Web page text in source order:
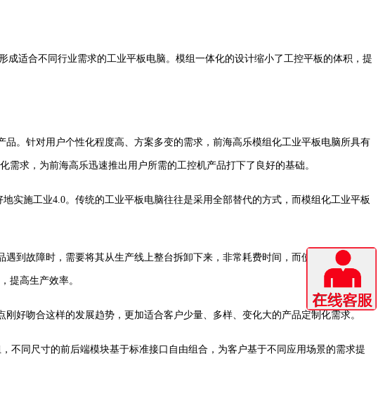
适合不同行业需求的工业平板电脑。模组一体化的设计缩小了工控平板的体积，提
。针对用户个性化程度高、方案多变的需求，前海高乐模组化工业平板电脑所具有
求，为前海高乐迅速推出用户所需的工控机产品打下了良好的基础。
实施工业4.0。传统的工业平板电脑往往是采用全部替代的方式，而模组化工业平板
到故障时，需要将其从生产线上整台拆卸下来，非常耗费时间，而使用模组化工业
提高生产效率。
好吻合这样的发展趋势，更加适合客户少量、多样、变化大的产品定制化需求。
同尺寸的前后端模块基于标准接口自由组合，为客户基于不同应用场景的需求提